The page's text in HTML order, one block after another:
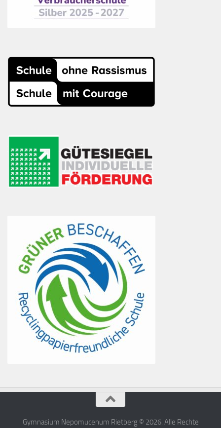
Gymnasium Nepomucenum Rietberg © 2026. Alle Rechte